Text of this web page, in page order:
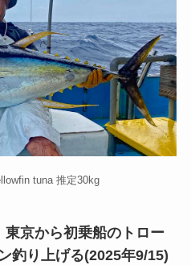
tuna 推定30kg
京から初乗船のトロー
釣り上げる(2025年9/15)